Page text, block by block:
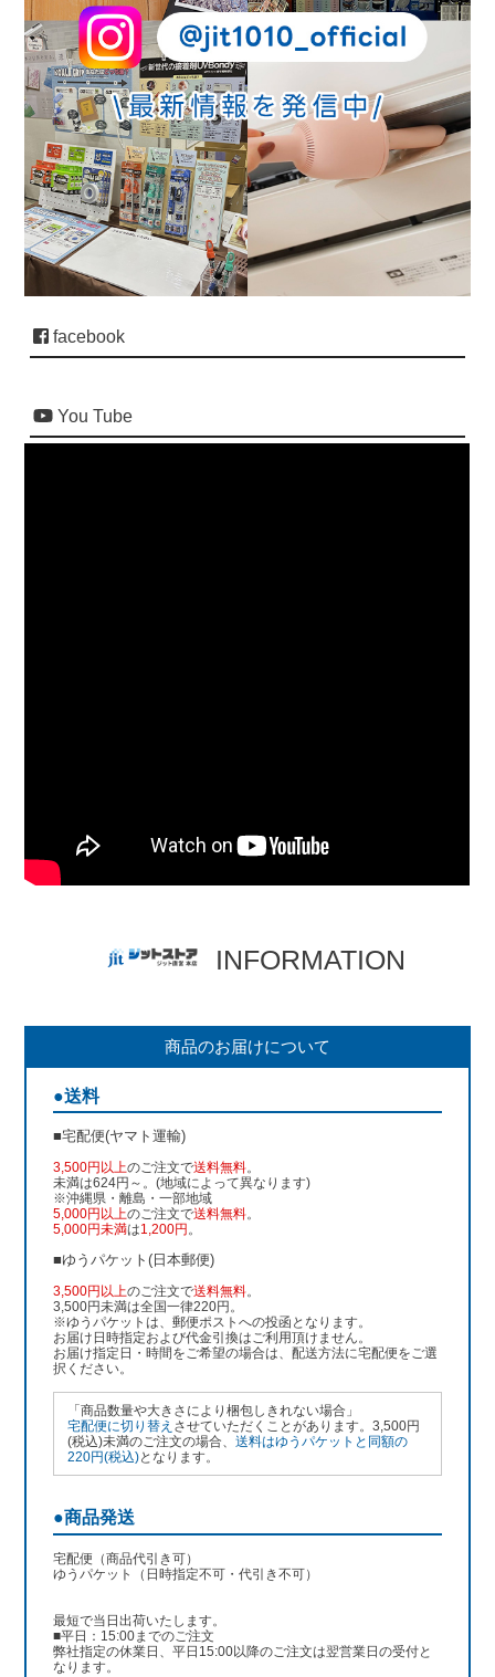
facebook
You Tube
INFORMATION
商品のお届けについて
●送料
■宅配便(ヤマト運輸)
3,500円以上のご注文で送料無料。
未満は624円～。(地域によって異なります)
※沖縄県・離島・一部地域
5,000円以上のご注文で送料無料。
5,000円未満は1,200円 。
■ゆうパケット(日本郵便)
3,500円以上のご注文で送料無料。
3,500円未満は全国一律220円。
※ゆうパケットは、郵便ポストへの投函となります。
お届け日時指定および代金引換はご利用頂けません。
お届け指定日・時間をご希望の場合は、配送方法に宅配便をご選
択ください。
「商品数量や大きさにより梱包しきれない場合」
宅配便に切り替え させていただくことがあります。3,500円
(税込)未満のご注文の場合、送料はゆうパケットと同額の
220円(税込)となります。
●商品発送
宅配便（商品代引き可）
ゆうパケット（日時指定不可・代引き不可）
最短で当日出荷いたします。
■平日：15:00までのご注文
弊社指定の休業日、平日15:00以降のご注文は翌営業日の受付と
なります。